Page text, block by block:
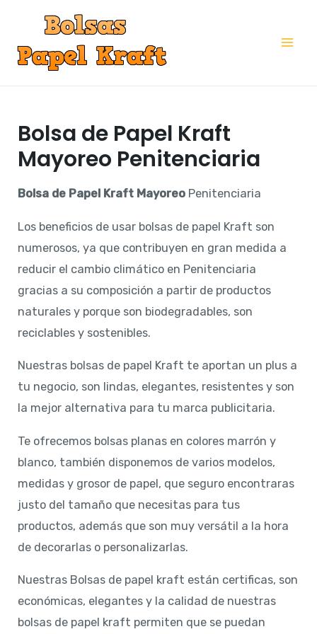
contenido
Bolsa de Papel Kraft
Mayoreo Penitenciaria
Bolsa de Papel Kraft Mayoreo Penitenciaria
Los beneficios de usar bolsas de papel Kraft son
numerosos, ya que contribuyen en gran medida a
reducir el cambio climático en Penitenciaria
gracias a su composición a partir de productos
naturales y porque son biodegradables, son
reciclables y sostenibles.
Nuestras bolsas de papel Kraft te aportan un plus a
tu negocio, son lindas, elegantes, resistentes y son
la mejor alternativa para tu marca publicitaria.
Te ofrecemos bolsas planas en colores marrón y
blanco, también disponemos de varios modelos,
medidas y grosor de papel, que seguro encontraras
justo del tamaño que necesitas para tus
productos, además que son muy versátil a la hora
de decorarlas o personalizarlas.
Nuestras Bolsas de papel kraft están certificas, son
económicas, elegantes y la calidad de nuestras
bolsas de papel kraft permiten que se puedan